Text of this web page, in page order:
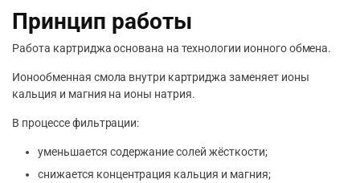
Принцип работы
Работа картриджа основана на технологии ионного обмена.
Ионообменная смола внутри картриджа заменяет ионы
кальция и магния на ионы натрия.
В процессе фильтрации:
уменьшается содержание солей жёсткости;
снижается концентрация кальция и магния;